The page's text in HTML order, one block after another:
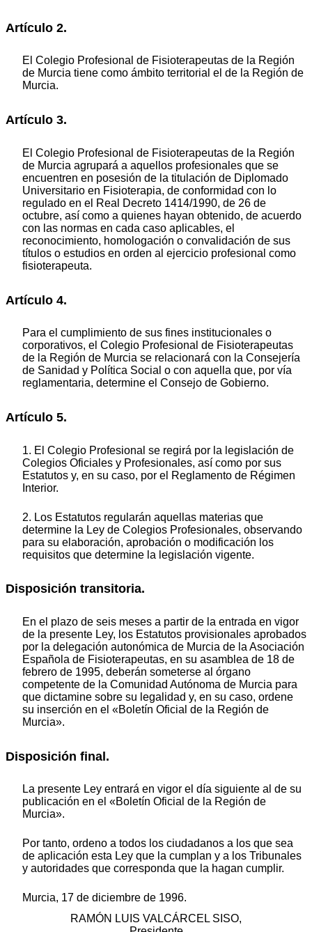
Artículo 2.
El Colegio Profesional de Fisioterapeutas de la Región
de Murcia tiene como ámbito territorial el de la Región de
Murcia.
Artículo 3.
El Colegio Profesional de Fisioterapeutas de la Región
de Murcia agrupará a aquellos profesionales que se
encuentren en posesión de la titulación de Diplomado
Universitario en Fisioterapia, de conformidad con lo
regulado en el Real Decreto 1414/1990, de 26 de
octubre, así como a quienes hayan obtenido, de acuerdo
con las normas en cada caso aplicables, el
reconocimiento, homologación o convalidación de sus
títulos o estudios en orden al ejercicio profesional como
fisioterapeuta.
Artículo 4.
Para el cumplimiento de sus fines institucionales o
corporativos, el Colegio Profesional de Fisioterapeutas
de la Región de Murcia se relacionará con la Consejería
de Sanidad y Política Social o con aquella que, por vía
reglamentaria, determine el Consejo de Gobierno.
Artículo 5.
1. El Colegio Profesional se regirá por la legislación de
Colegios Oficiales y Profesionales, así como por sus
Estatutos y, en su caso, por el Reglamento de Régimen
Interior.
2. Los Estatutos regularán aquellas materias que
determine la Ley de Colegios Profesionales, observando
para su elaboración, aprobación o modificación los
requisitos que determine la legislación vigente.
Disposición transitoria.
En el plazo de seis meses a partir de la entrada en vigor
de la presente Ley, los Estatutos provisionales aprobados
por la delegación autonómica de Murcia de la Asociación
Española de Fisioterapeutas, en su asamblea de 18 de
febrero de 1995, deberán someterse al órgano
competente de la Comunidad Autónoma de Murcia para
que dictamine sobre su legalidad y, en su caso, ordene
su inserción en el «Boletín Oficial de la Región de
Murcia».
Disposición final.
La presente Ley entrará en vigor el día siguiente al de su
publicación en el «Boletín Oficial de la Región de
Murcia».
Por tanto, ordeno a todos los ciudadanos a los que sea
de aplicación esta Ley que la cumplan y a los Tribunales
y autoridades que corresponda que la hagan cumplir.
Murcia, 17 de diciembre de 1996.
RAMÓN LUIS VALCÁRCEL SISO,